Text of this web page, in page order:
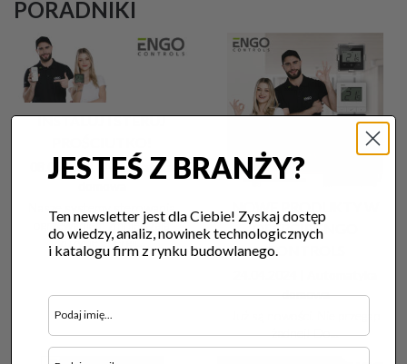
PORADNIKI
INSTALUJ I STERUJ
08.05.2024 |
Automatyka
ogrzewaniem zmniejszają
zużycie energii...
OFERCIE ENGO
CONTROLS
domowa
żadnej! Do...
JESTEŚ Z BRANŻY?
Ten newsletter jest dla Ciebie! Zyskaj dostęp
do wiedzy, analiz, nowinek technologicznych
i katalogu firm z rynku budowlanego.